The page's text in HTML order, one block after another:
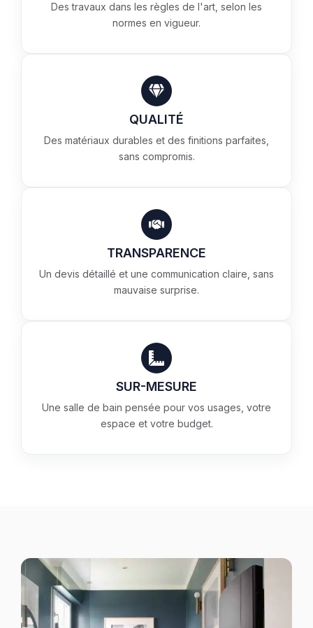
Des travaux dans les règles de l'art, selon les
normes en vigueur.
QUALITÉ
Des matériaux durables et des finitions parfaites,
sans compromis.
TRANSPARENCE
Un devis détaillé et une communication claire, sans
mauvaise surprise.
SUR-MESURE
Une salle de bain pensée pour vos usages, votre
espace et votre budget.